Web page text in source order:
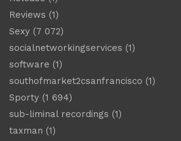
Reviews (1)
Sexy (7 072)
socialnetworkingservices (1)
software (1)
southofmarket2csanfrancisco (1)
Sporty (1 694)
sub-liminal recordings (1)
taxman (1)